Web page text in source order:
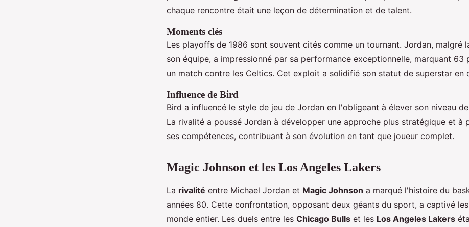
chaque rencontre était une leçon de détermination et de talent.
Moments clés
Les playoffs de 1986 sont souvent cités comme un tournant. Jordan, malgré
son équipe, a impressionné par sa performance exceptionnelle, marquant 63
un match contre les Celtics. Cet exploit a solidifié son statut de superstar en
Influence de Bird
Bird a influencé le style de jeu de Jordan en l'obligeant à élever son niveau
La rivalité a poussé Jordan à développer une approche plus stratégique et à
ses compétences, contribuant à son évolution en tant que joueur complet.
Magic Johnson et les Los Angeles Lakers
La rivalité entre Michael Jordan et Magic Johnson a marqué l'histoire du
années 80. Cette confrontation, opposant deux géants du sport, a captivé
monde entier. Les duels entre les Chicago Bulls et les Los Angeles Lakers